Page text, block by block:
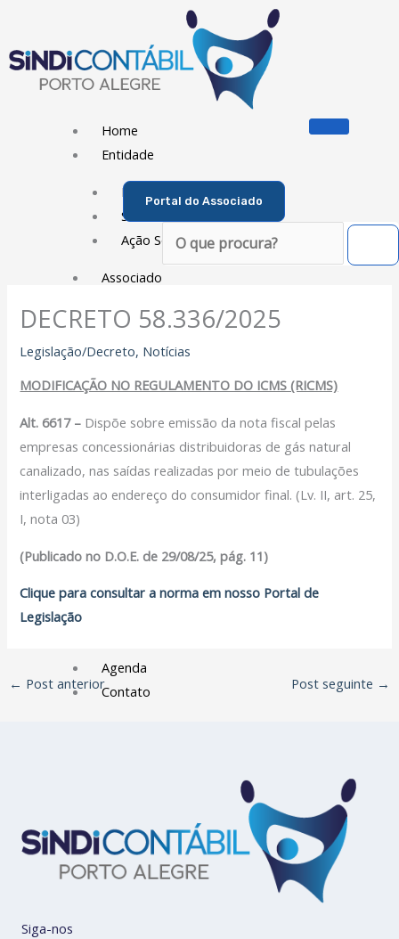
conteúdo
Home
Entidade
Diretoria
Sede Social
Ação Social
Associado
Porque ser um Associado
Contribuição Sindical
Dissídios e Convenções de Trabalho
Serviços
Vagas/Oportunidades
Agenda
Contato
Portal do Associado
Pesquisar
DECRETO 58.336/2025
Legislação/Decreto, Notícias
MODIFICAÇÃO NO REGULAMENTO DO ICMS (RICMS)
Alt. 6617 – Dispõe sobre emissão da nota fiscal pelas
empresas concessionárias distribuidoras de gás natural
canalizado, nas saídas realizadas por meio de tubulações
interligadas ao endereço do consumidor final. (Lv. II, art. 25,
I, nota 03)
(Publicado no D.O.E. de 29/08/25, pág. 11)
Clique para consultar a norma em nosso Portal de
Legislação
← Post anterior Post seguinte →
Siga-nos